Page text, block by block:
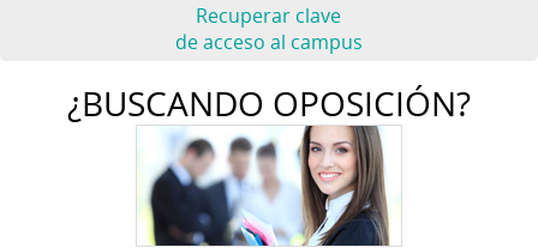
Recuperar clave
de acceso al campus
¿BUSCANDO OPOSICIÓN?